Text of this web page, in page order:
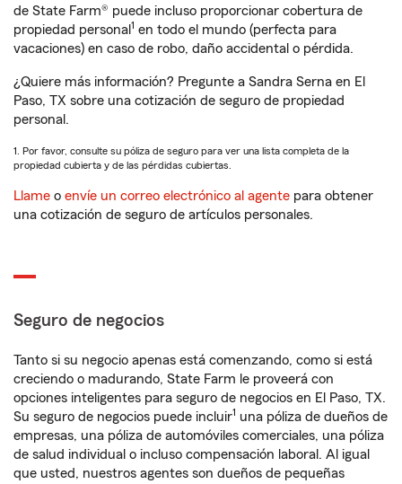
de State Farm® puede incluso proporcionar cobertura de
propiedad personal 1 en todo el mundo (perfecta para
vacaciones) en caso de robo, daño accidental o pérdida.
¿Quiere más información? Pregunte a Sandra Serna en El
Paso, TX sobre una cotización de seguro de propiedad
personal.
1. Por favor, consulte su póliza de seguro para ver una lista completa de la
propiedad cubierta y de las pérdidas cubiertas.
Llame o envíe un correo electrónico al agente para obtener
una cotización de seguro de artículos personales.
Seguro de negocios
Tanto si su negocio apenas está comenzando, como si está
creciendo o madurando, State Farm le proveerá con
opciones inteligentes para seguro de negocios en El Paso, TX.
Su seguro de negocios puede incluir1 una póliza de dueños de
empresas, una póliza de automóviles comerciales, una póliza
de salud individual o incluso compensación laboral. Al igual
que usted, nuestros agentes son dueños de pequeñas